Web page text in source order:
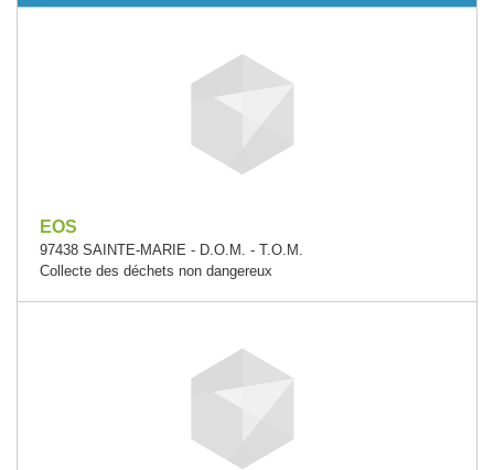
EOS
97438 SAINTE-MARIE - D.O.M. - T.O.M.
Collecte des déchets non dangereux